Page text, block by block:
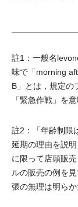
註1：一般名
味で「morning
B」とは，規定の
「緊急作戦」を
註2：「年齢制限
延期の理由を説
に限って店頭販
ルの販売の例を
張の無理は明らか